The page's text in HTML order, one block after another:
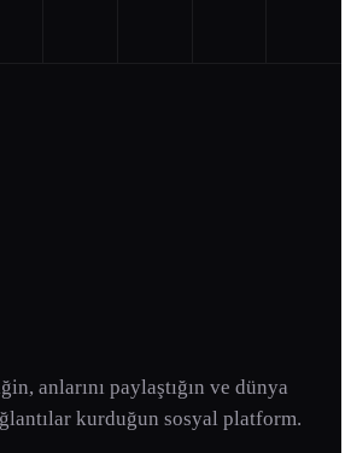
anlarını paylaştığın ve dünya
kurduğun sosyal platform.